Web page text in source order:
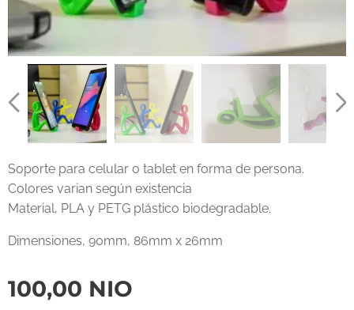
Soporte para celular o tablet en forma de persona.
Colores varian según existencia
Material, PLA y PETG plástico biodegradable.
Dimensiones, 90mm, 86mm x 26mm
100,00 NIO